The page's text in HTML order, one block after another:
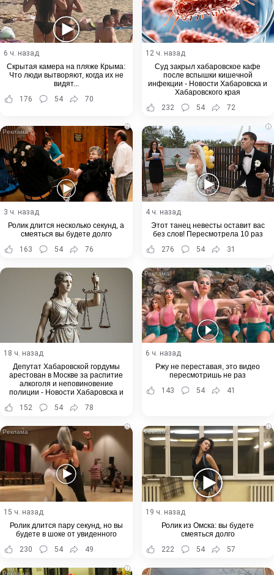
6 ч. назад
Скрытая камера на пляже Крыма:
Что люди вытворяют, когда их не
видят...
176
54 70
12 ч. назад
Суд закрыл хабаровское кафе
после вспышки кишечной
инфекции - Новости Хабаровска и
Хабаровского края
232
54 72
i
3 ч. назад
Ролик длится несколько секунд, а
смеяться вы будете долго
163
54 76
i
4 ч. назад
Этот танец невесты оставит вас
без слов! Пересмотрела 10 раз
276
54 31
18 ч. назад
Депутат Хабаровской гордумы
арестован в Москве за распитие
алкоголя и неповиновение
полиции - Новости Хабаровска и
152 54 78
i
6 ч. назад
Ржу не переставая, это видео
пересмотришь не раз
143
54 41
i
15 ч. назад
Ролик длится пару секунд, но вы
будете в шоке от увиденного
230
54 49
i
19 ч. назад
Ролик из Омска: вы будете
смеяться долго
222
54 57
i